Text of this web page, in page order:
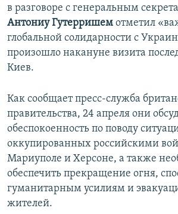
в разговоре с генеральным
Антониу Гутерришем отметил
глобальной солидарности с
произошло накануне визита
Киев.
Как сообщает пресс-служба
правительства, 24 апреля они
обеспокоенность по поводу
оккупированных российскими
Мариуполе и Херсоне, а также
обеспечить прекращение огня,
гуманитарным усилиям и
жителей.